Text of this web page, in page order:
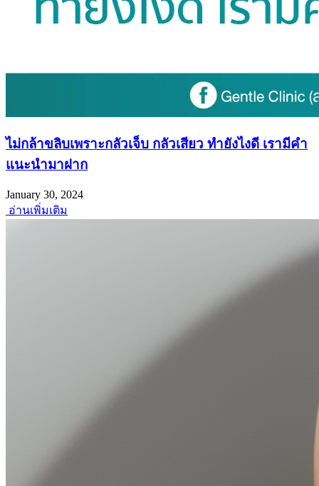
ไม่กล้าขลิบเพราะกลัวเจ็บ กลัวเสียว ทำยังไงดี เรามีคำ
แนะนำมาฝาก
January 30, 2024
อ่านเพิ่มเติม